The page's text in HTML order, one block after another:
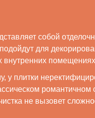
собой
для
внутренних
плитки
романтичном
не вызовет